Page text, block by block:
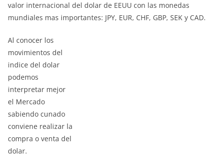
valor internacional del dolar de EEUU con las monedas
mundiales mas importantes: JPY, EUR, CHF, GBP, SEK y CAD.
Al conocer los
movimientos del
indice del dolar
podemos
interpretar mejor
el Mercado
sabiendo cunado
conviene realizar la
compra o venta del
dolar.